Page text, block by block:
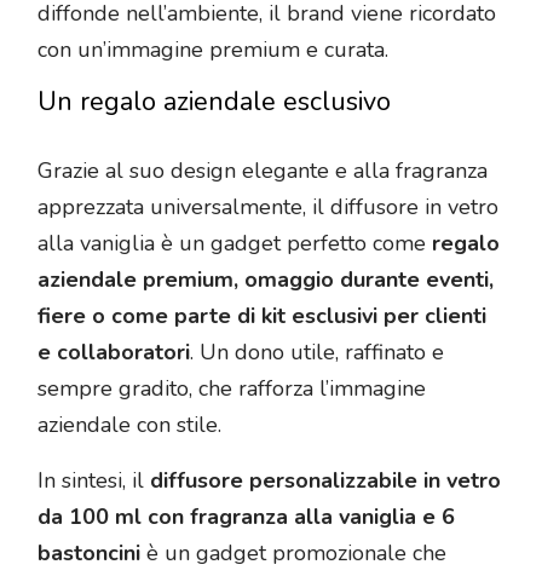
diffonde nell’ambiente, il brand viene ricordato
con un’immagine premium e curata.
Un regalo aziendale esclusivo
Grazie al suo design elegante e alla fragranza
apprezzata universalmente, il diffusore in vetro
alla vaniglia è un gadget perfetto come regalo
aziendale premium, omaggio durante eventi,
fiere o come parte di kit esclusivi per clienti
e collaboratori. Un dono utile, raffinato e
sempre gradito, che rafforza l’immagine
aziendale con stile.
In sintesi, il diffusore personalizzabile in vetro
da 100 ml con fragranza alla vaniglia e 6
bastoncini è un gadget promozionale che